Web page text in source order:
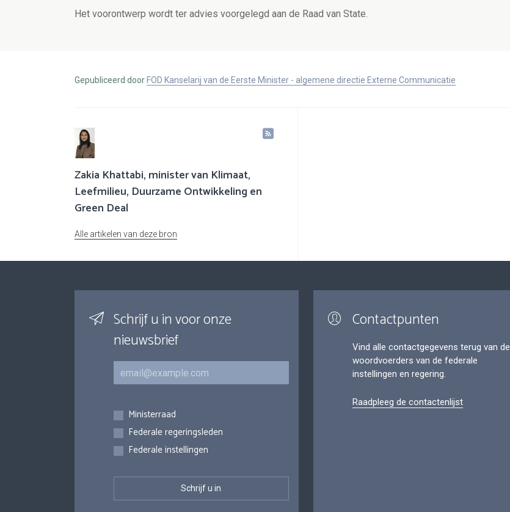
Het voorontwerp wordt ter advies voorgelegd aan de Raad van State.
Gepubliceerd door FOD Kanselarij van de Eerste Minister - algemene directie Externe Communicatie
Zakia Khattabi, minister van Klimaat,
Leefmilieu, Duurzame Ontwikkeling en
Green Deal
Alle artikelen van deze bron
Schrijf u in voor onze
nieuwsbrief
E-mail
Inschrijvingen
Ministerraad
Federale regeringsleden
Federale instellingen
Contactpunten
Vind alle contactgegevens terug van de
woordvoerders van de federale
instellingen en regering.
Raadpleeg de contactenlijst